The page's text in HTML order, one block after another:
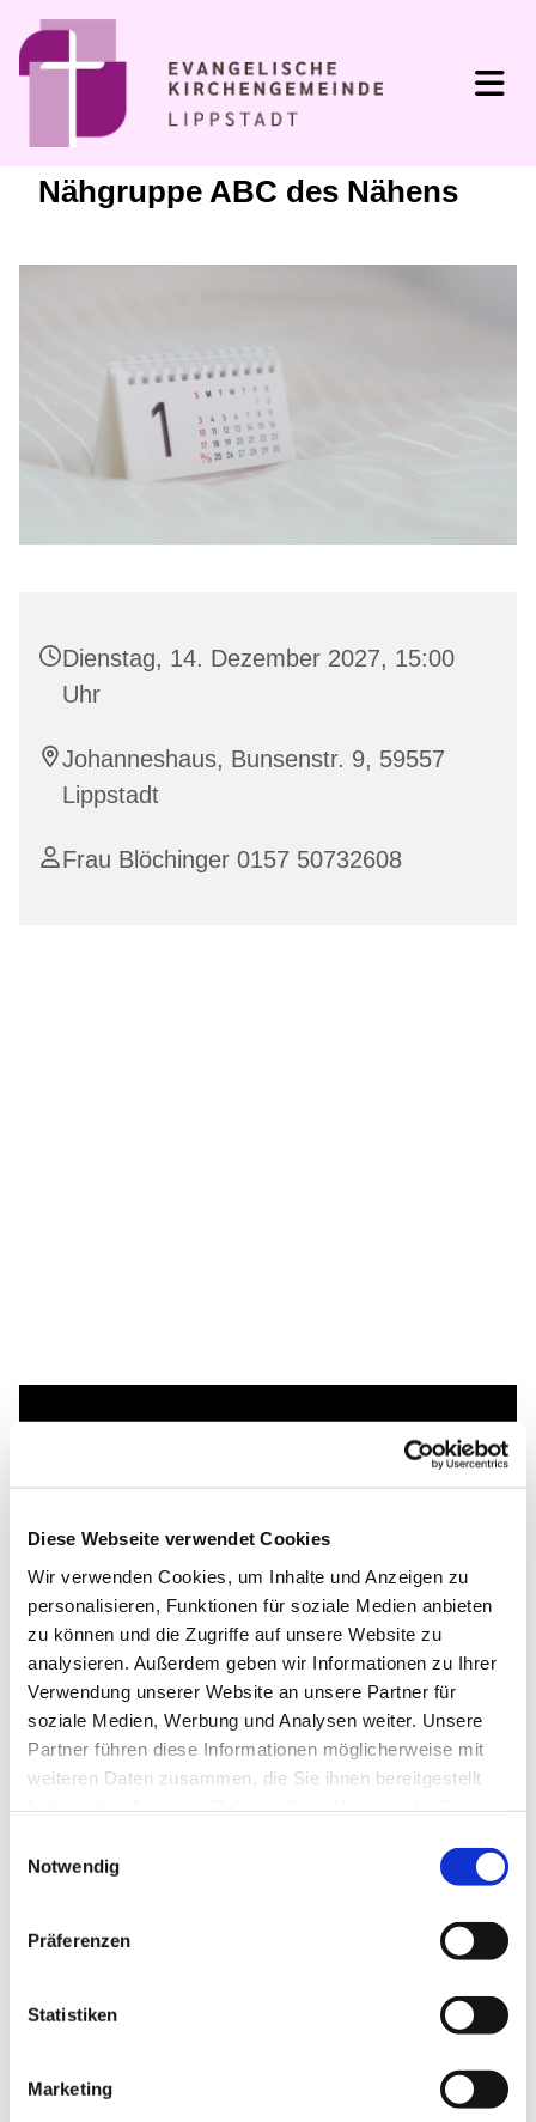
Diese Webseite verwendet Cookies
Wir verwenden Cookies, um Inhalte und Anzeigen zu
personalisieren, Funktionen für soziale Medien anbieten
zu können und die Zugriffe auf unsere Website zu
analysieren. Außerdem geben wir Informationen zu Ihrer
Verwendung unserer Website an unsere Partner für
soziale Medien, Werbung und Analysen weiter. Unsere
Partner führen diese Informationen möglicherweise mit
weiteren Daten zusammen, die Sie ihnen bereitgestellt
Notwendig
Präferenzen
Statistiken
Marketing
Nähgruppe ABC des Nähens
Dienstag, 14. Dezember 2027, 15:00
Uhr
Johanneshaus, Bunsenstr. 9, 59557
Lippstadt
Frau Blöchinger 0157 50732608
Dies könnte Sie auch